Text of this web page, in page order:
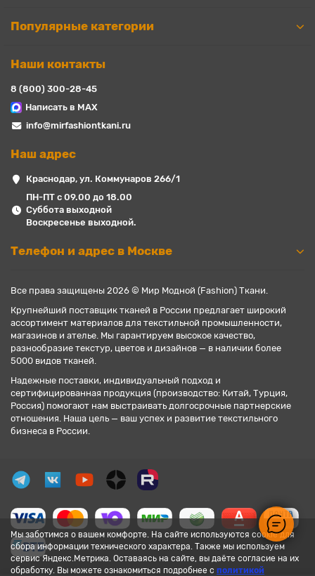
Мы заботимся о вашем комфорте. На сайте используются cookie для
сбора информации технического характера. Также мы используем
сервис Яндекс.Метрика. Оставаясь на сайте, вы даёте согласие на их
обработку. Вы можете ознакомиться подробнее с политикой
Популярные категории
Наши контакты
8 (800) 300-28-45
Написать в MAX
info@mirfashiontkani.ru
Наш адрес
Краснодар, ул. Коммунаров 266/1
ПН-ПТ с 09.00 до 18.00
Суббота выходной
Воскресенье выходной.
Телефон и адрес в Москве
Все права защищены 2026 © Мир Модной (Fashion) Ткани.
Крупнейший поставщик тканей в России предлагает широкий
ассортимент материалов для текстильной промышленности,
магазинов и ателье. Мы гарантируем высокое качество,
разнообразие текстур, цветов и дизайнов — в наличии более
5000 видов тканей.
Надежные поставки, индивидуальный подход и
сертифицированная продукция (производство: Китай, Турция,
Россия) помогают нам выстраивать долгосрочные партнерские
отношения. Наша цель — ваш успех и развитие текстильного
бизнеса в России.